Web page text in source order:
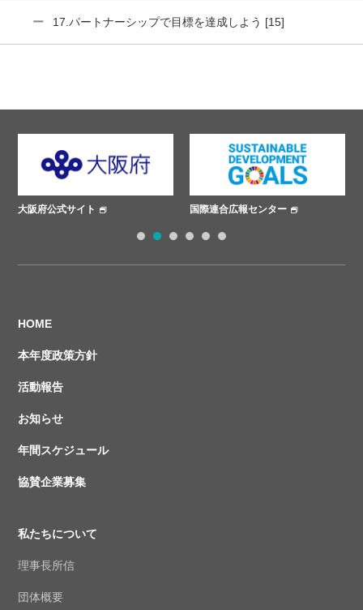
17.パートナーシップで目標を達成しよう [15]
大阪府公式サイト 国際連合広報センター
HOME
本年度政策方針
活動報告
お知らせ
年間スケジュール
協賛企業募集
私たちについて
理事長所信
団体概要